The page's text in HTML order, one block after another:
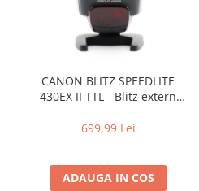
CANON BLITZ SPEEDLITE
430EX II TTL - Blitz extern
699,99 Lei
ADAUGA IN COS